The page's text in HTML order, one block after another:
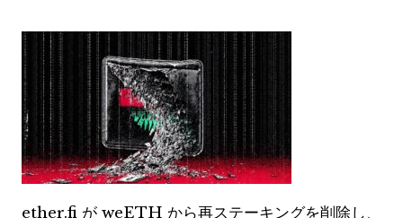
ether.fi が weETH から再ステーキングを削除し、